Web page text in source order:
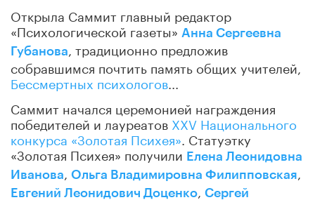
Открыла Саммит главный редактор
«Психологической газеты» Анна Сергеевна
Губанова
, традиционно предложив
собравшимся почтить память общих учителей,
Бессмертных психологов
Саммит начался церемонией награждения
победителей и лауреатов XXV Национального
конкурса «Золотая Психея» . Статуэтку
«Золотая Психея» получили Елена Леонидовна
Иванова
Ольга Владимировна Филипповская
Евгений Леонидович Доценко Сергей